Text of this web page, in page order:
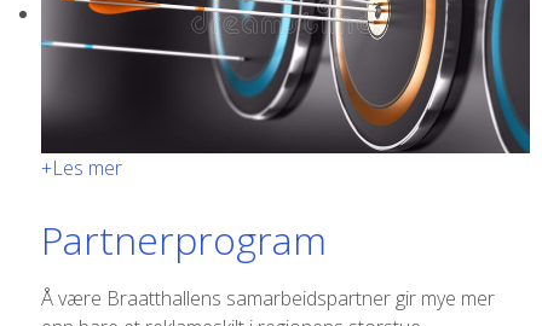
+Les mer
Partnerprogram
Å være Braatthallens samarbeidspartner gir mye mer